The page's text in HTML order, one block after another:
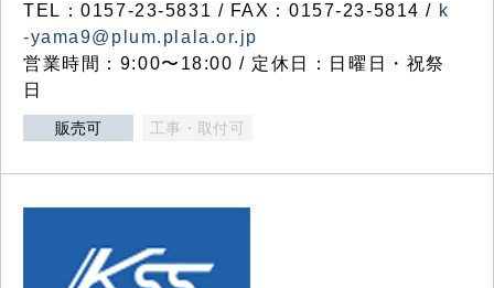
TEL：0157-23-5831 / FAX：0157-23-5814 / k
-yama9@plum.plala.or.jp
営業時間：9:00〜18:00 / 定休日：日曜日・祝祭
日
販売可 工事・取付可